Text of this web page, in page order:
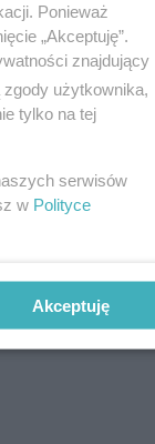
Ponieważ
„Akceptuję”.
znajdujący
użytkownika,
tylko na tej
serwisów
w Polityce
Akceptuję